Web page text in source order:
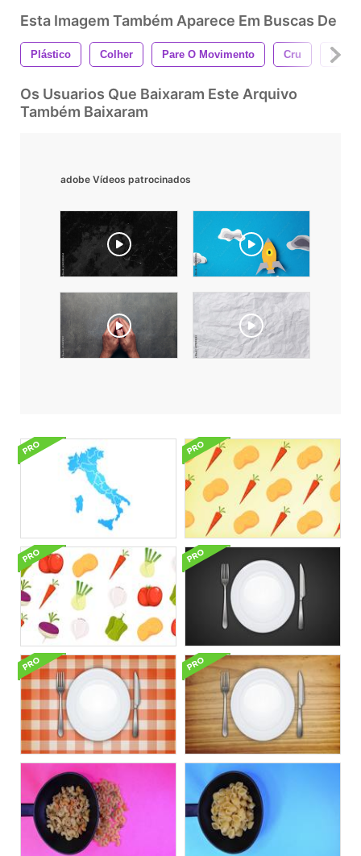
Esta Imagem Também Aparece Em Buscas De
Plástico Colher Pare O Movimento Cru
Os Usuarios Que Baixaram Este Arquivo
Também Baixaram
adobe Vídeos patrocinados